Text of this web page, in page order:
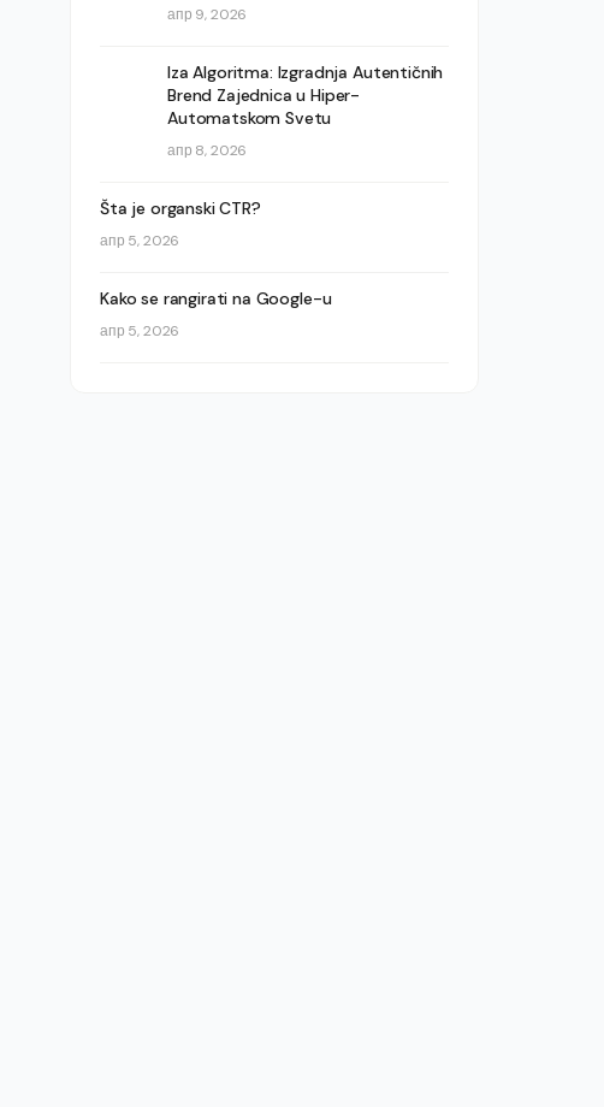
апр 9, 2026
Iza Algoritma: Izgradnja Autentičnih
Brend Zajednica u Hiper-
Automatskom Svetu
апр 8, 2026
Šta je organski CTR?
апр 5, 2026
Kako se rangirati na Google-u
апр 5, 2026